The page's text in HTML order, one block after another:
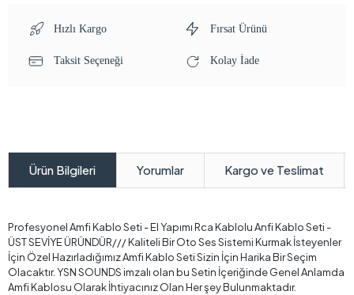
Hızlı Kargo Fırsat Ürünü
Taksit Seçeneği Kolay İade
Ürün Bilgileri Yorumlar Kargo ve Teslimat
Profesyonel Amfi Kablo Seti - El Yapımı Rca Kablolu Anfi Kablo Seti -
ÜST SEVİYE ÜRÜNDÜR/// Kaliteli Bir Oto Ses Sistemi Kurmak İsteyenler
İçin Özel Hazırladığımız Amfi Kablo Seti Sizin İçin Harika Bir Seçim
Olacaktır. YSN SOUNDS imzalı olan bu Setin İçeriğinde Genel Anlamda
Amfi Kablosu Olarak İhtiyacınız Olan Her şey Bulunmaktadır.